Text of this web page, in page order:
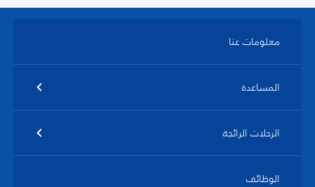
معلومات عنا
المساعدة
الرحلات الرائجة
الوظائف